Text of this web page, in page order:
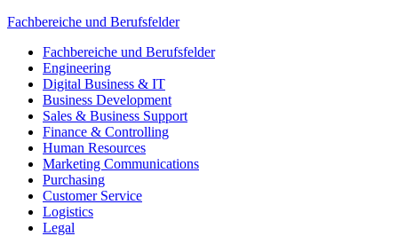
Fachbereiche und Berufsfelder
Fachbereiche und Berufsfelder
Engineering
Digital Business & IT
Business Development
Sales & Business Support
Finance & Controlling
Human Resources
Marketing Communications
Purchasing
Customer Service
Logistics
Legal